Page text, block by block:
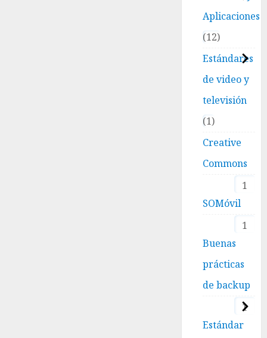
Aplicaciones
12
Estándares
de video y
televisión
1
Creative
Commons
1
SOMóvil
1
Buenas
prácticas
de backup
1
Estándar